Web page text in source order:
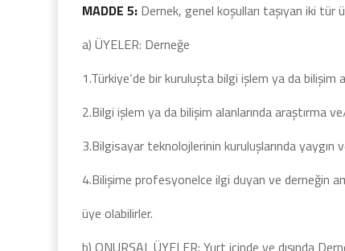
MADDE 5: Dernek, genel koşulları taşıyan iki tür
a) ÜYELER: Derneğe
1.Türkiye‘de bir kuruluşta bilgi işlem ya da bilişim
2.Bilgi işlem ya da bilişim alanlarında araştırma
3.Bilgisayar teknolojlerinin kuruluşlarında yaygın
4.Bilişime profesyonelce ilgi duyan ve derneğin
üye olabilirler.
b) ONURSAL ÜYELER: Yurt içinde ve dışında